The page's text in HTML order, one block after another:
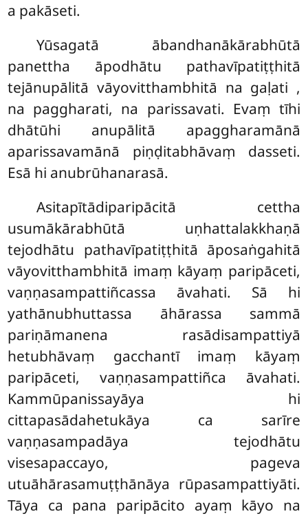
a pakāseti.
Yūsagatā ābandhanākārabhūtā
panettha āpodhātu pathavīpatiṭṭhitā
tejānupālitā vāyovitthambhitā na gaḷati ,
na paggharati, na parissavati. Evaṃ tīhi
dhātūhi anupālitā apaggharamānā
aparissavamānā piṇḍitabhāvaṃ dasseti.
Esā hi anubrūhanarasā.
Asitapītādiparipācitā cettha
usumākārabhūtā uṇhattalakkhaṇā
tejodhātu pathavīpatiṭṭhitā āposaṅgahitā
vāyovitthambhitā imaṃ kāyaṃ paripāceti,
vaṇṇasampattiñcassa āvahati. Sā hi
yathānubhuttassa āhārassa sammā
pariṇāmanena rasādisampattiyā
hetubhāvaṃ gacchantī imaṃ kāyaṃ
paripāceti, vaṇṇasampattiñca āvahati.
Kammūpanissayāya hi
cittapasādahetukāya ca sarīre
vaṇṇasampadāya tejodhātu
visesapaccayo, pageva
utuāhārasamuṭṭhānāya rūpasampattiyāti.
Tāya ca pana paripācito ayaṃ kāyo na